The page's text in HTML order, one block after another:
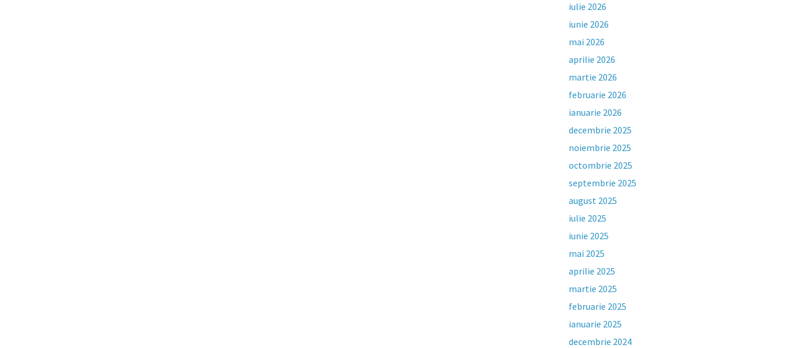
iulie 2026
iunie 2026
mai 2026
aprilie 2026
martie 2026
februarie 2026
ianuarie 2026
decembrie 2025
noiembrie 2025
octombrie 2025
septembrie 2025
august 2025
iulie 2025
iunie 2025
mai 2025
aprilie 2025
martie 2025
februarie 2025
ianuarie 2025
decembrie 2024